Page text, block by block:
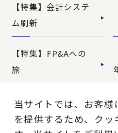
【特集】会計システ
ム刷新
【特集】FP&Aへの
旅
【特集】ユーザー主
導のERP導入
当サイトでは、お客様
を提供するため、クッ